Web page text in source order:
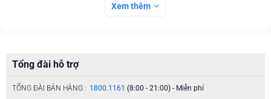
Xem thêm
Tổng đài hỗ trợ
TỔNG ĐÀI BÁN HÀNG : 1800.1161 (8:00 - 21:00) - Miễn phí